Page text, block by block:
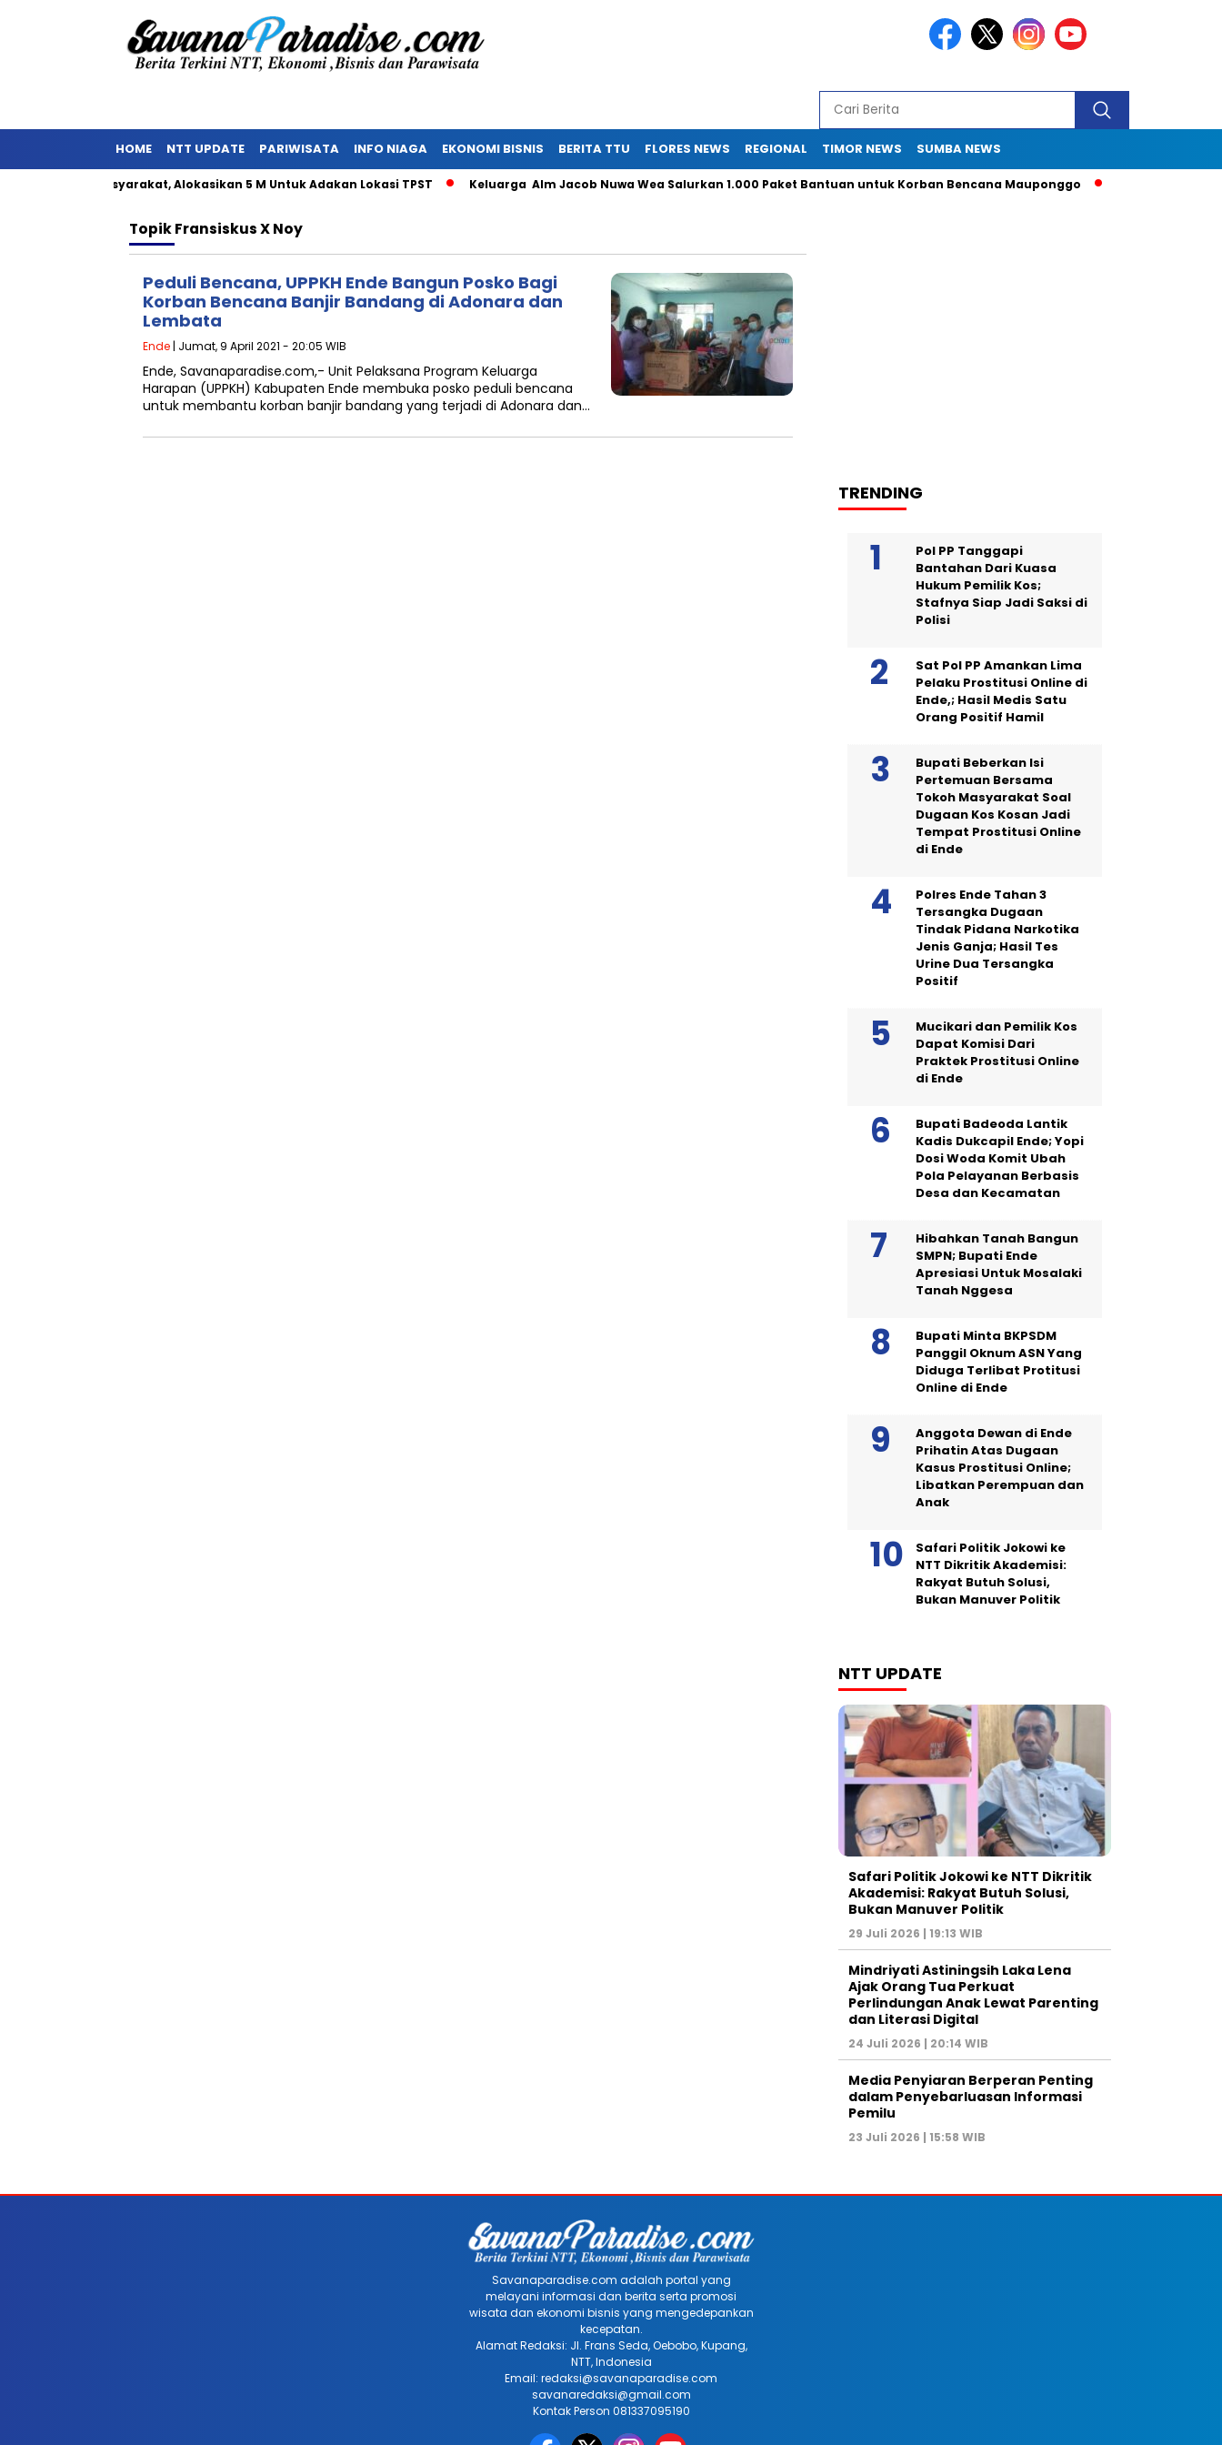
HOME NTT UPDATE PARIWISATA INFO NIAGA EKONOMI BISNIS BERITA TTU FLORES NEWS REGIONAL TIMOR NEWS SUMBA NEWS
Masyarakat, Alokasikan 5 M Untuk Adakan Lokasi TPST Keluarga Alm Jacob Nuwa Wea Salurkan 1.000 Paket Bantuan untuk Korban Bencana Mauponggo Drama Pergub 33:
TopikFransiskus X Noy
Peduli Bencana, UPPKH Ende Bangun Posko Bagi
Korban Bencana Banjir Bandang di Adonara dan
Lembata
Ende | Jumat, 9 April 2021 - 20:05 WIB
Ende, Savanaparadise.com,- Unit Pelaksana Program Keluarga
Harapan (UPPKH) Kabupaten Ende membuka posko peduli bencana
untuk membantu korban banjir bandang yang terjadi di Adonara dan…
TRENDING
Pol PP Tanggapi
Bantahan Dari Kuasa
Hukum Pemilik Kos;
Stafnya Siap Jadi Saksi di
Polisi
Sat Pol PP Amankan Lima
Pelaku Prostitusi Online di
Ende,; Hasil Medis Satu
Orang Positif Hamil
Bupati Beberkan Isi
Pertemuan Bersama
Tokoh Masyarakat Soal
Dugaan Kos Kosan Jadi
Tempat Prostitusi Online
di Ende
Polres Ende Tahan 3
Tersangka Dugaan
Tindak Pidana Narkotika
Jenis Ganja; Hasil Tes
Urine Dua Tersangka
Positif
Mucikari dan Pemilik Kos
Dapat Komisi Dari
Praktek Prostitusi Online
di Ende
Bupati Badeoda Lantik
Kadis Dukcapil Ende; Yopi
Dosi Woda Komit Ubah
Pola Pelayanan Berbasis
Desa dan Kecamatan
Hibahkan Tanah Bangun
SMPN; Bupati Ende
Apresiasi Untuk Mosalaki
Tanah Nggesa
Bupati Minta BKPSDM
Panggil Oknum ASN Yang
Diduga Terlibat Protitusi
Online di Ende
Anggota Dewan di Ende
Prihatin Atas Dugaan
Kasus Prostitusi Online;
Libatkan Perempuan dan
Anak
Safari Politik Jokowi ke
NTT Dikritik Akademisi:
Rakyat Butuh Solusi,
Bukan Manuver Politik
NTT UPDATE
Safari Politik Jokowi ke NTT Dikritik
Akademisi: Rakyat Butuh Solusi,
Bukan Manuver Politik
29 Juli 2026 | 19:13 WIB
Mindriyati Astiningsih Laka Lena
Ajak Orang Tua Perkuat
Perlindungan Anak Lewat Parenting
dan Literasi Digital
24 Juli 2026 | 20:14 WIB
Media Penyiaran Berperan Penting
dalam Penyebarluasan Informasi
Pemilu
23 Juli 2026 | 15:58 WIB
Savanaparadise.com adalah portal yang
melayani informasi dan berita serta promosi
wisata dan ekonomi bisnis yang mengedepankan
kecepatan.
Alamat Redaksi: Jl. Frans Seda, Oebobo, Kupang,
NTT, Indonesia
Email: redaksi@savanaparadise.com
savanaredaksi@gmail.com
Kontak Person 081337095190